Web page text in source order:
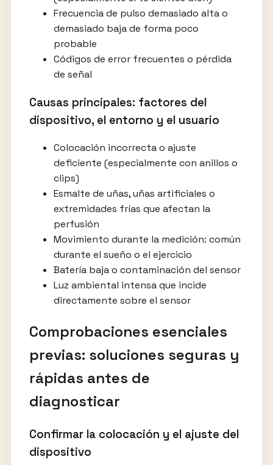
Frecuencia de pulso demasiado alta o
demasiado baja de forma poco
probable
Códigos de error frecuentes o pérdida
de señal
Causas principales: factores del
dispositivo, el entorno y el usuario
Colocación incorrecta o ajuste
deficiente (especialmente con anillos o
clips)
Esmalte de uñas, uñas artificiales o
extremidades frías que afectan la
perfusión
Movimiento durante la medición: común
durante el sueño o el ejercicio
Batería baja o contaminación del sensor
Luz ambiental intensa que incide
directamente sobre el sensor
Comprobaciones esenciales
previas: soluciones seguras y
rápidas antes de
diagnosticar
Confirmar la colocación y el ajuste del
dispositivo